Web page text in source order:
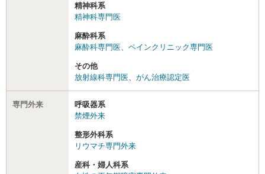
精神科系
精神科専門医
麻酔科系
麻酔科専門医
ペインクリニック専門医
その他
放射線科専門医
がん治療認定医
専門外来
呼吸器系
禁煙外来
整形外科系
リウマチ専門外来
産科・婦人科系